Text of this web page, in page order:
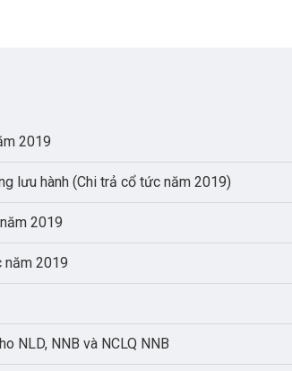
2019
lưu hành (Chi trả cổ tức năm 2019)
2019
năm 2019
NLD, NNB và NCLQ NNB